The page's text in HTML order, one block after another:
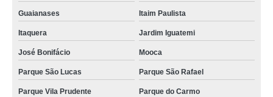
cartão pvc para crachás valor Americana
cartão de pvc preço Alto da Boa Vista
empresa que faz cartão de visita pvc Anália Franco
cartão de acesso pvc preço Sumaré
cartão de acesso pvc Marília
Guaianases Itaim Paulista
Itaquera Jardim Iguatemi
José Bonifácio Mooca
Parque São Lucas Parque São Rafael
Parque Vila Prudente Parque do Carmo